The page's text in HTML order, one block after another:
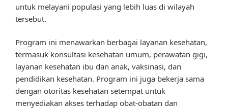
untuk melayani populasi yang lebih luas di wilayah
tersebut.
Program ini menawarkan berbagai layanan kesehatan,
termasuk konsultasi kesehatan umum, perawatan gigi,
layanan kesehatan ibu dan anak, vaksinasi, dan
pendidikan kesehatan. Program ini juga bekerja sama
dengan otoritas kesehatan setempat untuk
menyediakan akses terhadap obat-obatan dan